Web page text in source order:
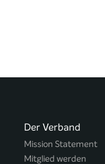
Der Verband
Mission Statement
Mitglied werden